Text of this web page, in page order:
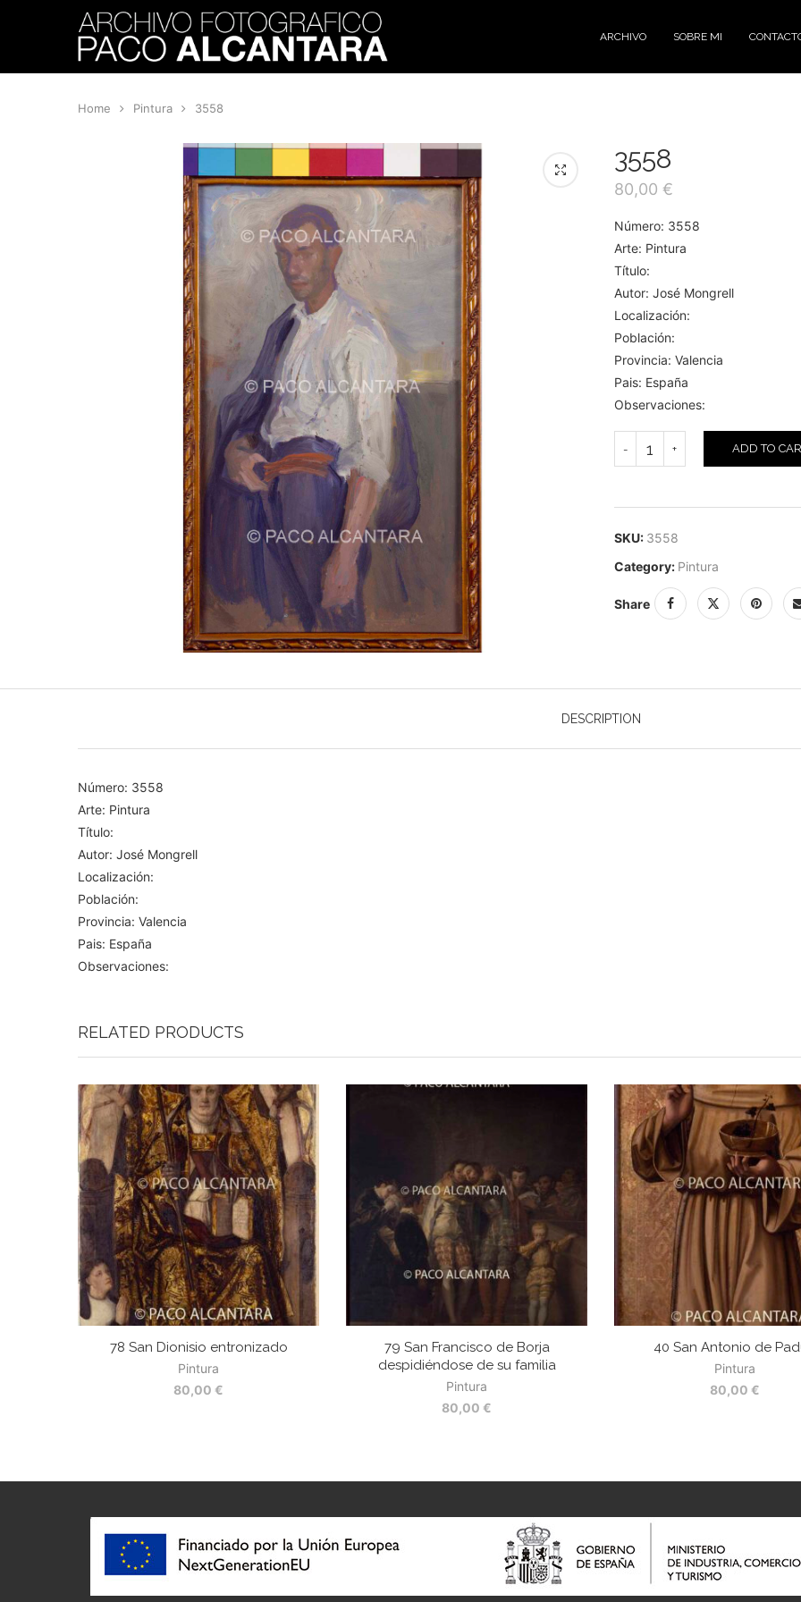
ARCHIVO SOBRE MI
Home Pintura 3558
3558
80,00 €
Número: 3558
Arte: Pintura
Título:
Autor: José Mongrell
Localización:
Población:
Provincia: Valencia
Pais: España
Observaciones:
ADD TO
SKU: 3558
Category: Pintura
Share
DESCRIPTION
Número: 3558
Arte: Pintura
Título:
Autor: José Mongrell
Localización:
Población:
Provincia: Valencia
Pais: España
Observaciones:
RELATED PRODUCTS
78 San Dionisio entronizado
Pintura
80,00 €
79 San Francisco de Borja
despidiéndose de su familia
Pintura
80,00 €
40 San Antonio de
Pintura
80,00 €